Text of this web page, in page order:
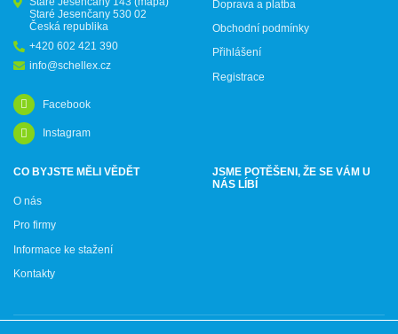
Staré Jesenčany 530 02
Česká republika
+420 602 421 390
info@schellex.cz
Facebook
Instagram
Doprava a platba
Obchodní podmínky
Přihlášení
Registrace
CO BYJSTE MĚLI VĚDĚT
O nás
Pro firmy
Informace ke stažení
Kontakty
JSME POTĚŠENI, ŽE SE VÁM U
NÁS LÍBÍ